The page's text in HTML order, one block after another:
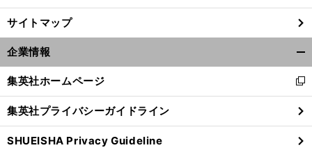
サイトマップ
企業情報
閉
る
集英社ホームページ
新
し
い
ウ
ィ
集英社プライバシーガイドライン
SHUEISHA Privacy Guideline